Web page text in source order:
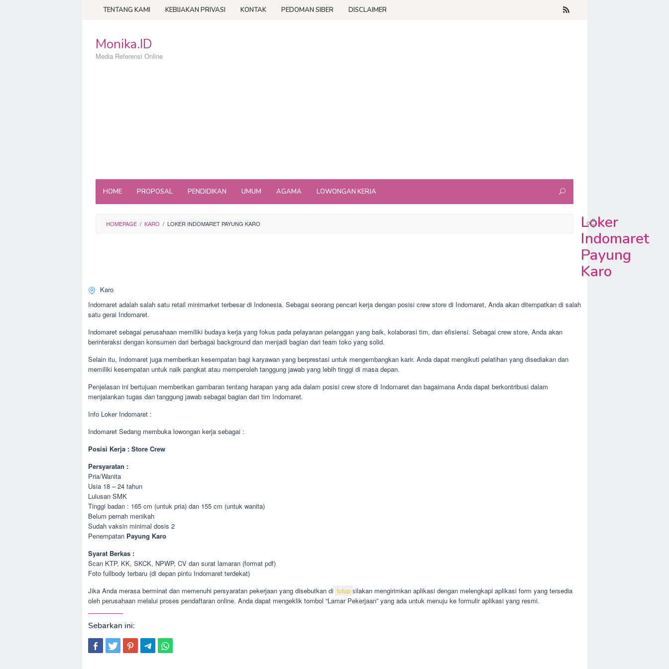
TENTANG KAMI KEBIJAKAN PRIVASI KONTAK PEDOMAN SIBER DISCLAIMER
Monika.ID
Media Referensi Online
HOME PROPOSAL PENDIDIKAN UMUM AGAMA LOWONGAN KERJA
HOMEPAGE / KARO / LOKER INDOMARET PAYUNG KARO
Loker
Indomaret
Payung
Karo
Karo
Indomaret adalah salah satu retail minimarket terbesar di Indonesia. Sebagai seorang pencari kerja dengan posisi crew store di Indomaret, Anda akan ditempatkan di salah
satu gerai Indomaret.
Indomaret sebagai perusahaan memiliki budaya kerja yang fokus pada pelayanan pelanggan yang baik, kolaborasi tim, dan efisiensi. Sebagai crew store, Anda akan
berinteraksi dengan konsumen dari berbagai background dan menjadi bagian dari team toko yang solid.
Selain itu, Indomaret juga memberikan kesempatan bagi karyawan yang berprestasi untuk mengembangkan karir. Anda dapat mengikuti pelatihan yang disediakan dan
memiliki kesempatan untuk naik pangkat atau memperoleh tanggung jawab yang lebih tinggi di masa depan.
Penjelasan ini bertujuan memberikan gambaran tentang harapan yang ada dalam posisi crew store di Indomaret dan bagaimana Anda dapat berkontribusi dalam
menjalankan tugas dan tanggung jawab sebagai bagian dari tim Indomaret.
Info Loker Indomaret :
Indomaret Sedang membuka lowongan kerja sebagai :
Posisi Kerja : Store Crew
Persyaratan :
Pria/Wanita
Usia 18 – 24 tahun
Lulusan SMK
Tinggi badan : 165 cm (untuk pria) dan 155 cm (untuk wanita)
Belum pernah menikah
Sudah vaksin minimal dosis 2
Penempatan Payung Karo
Syarat Berkas :
Scan KTP, KK, SKCK, NPWP, CV dan surat lamaran (format pdf)
Foto fullbody terbaru (di depan pintu Indomaret terdekat)
Jika Anda merasa berminat dan memenuhi persyaratan pekerjaan yang disebutkan di atas, silakan mengirimkan aplikasi dengan melengkapi aplikasi form yang tersedia
oleh perusahaan melalui proses pendaftaran online. Anda dapat mengeklik tombol “Lamar Pekerjaan” yang ada untuk menuju ke formulir aplikasi yang resmi.
Sebarkan ini:
tutup